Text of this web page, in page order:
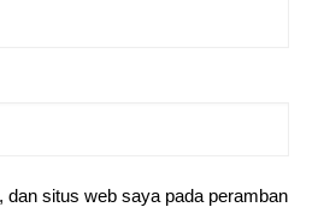
dan situs web saya pada peramban